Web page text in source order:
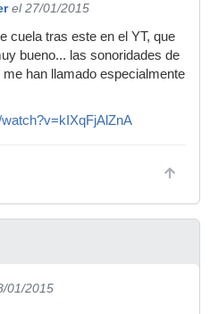
el 27/01/2015
cuela tras este en el YT, que
bueno... las sonoridades de
me han llamado especialmente
01/2015